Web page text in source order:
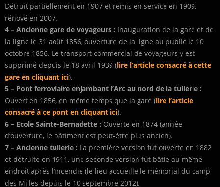
Détruit partiellement en 1907 et remis en service en 1909,
rénové en 2007.
4 – Ancienne gare de voyageurs : Inauguration de la gare et de
la ligne le 31 août 1856, ouverture de la ligne au public le 10
octobre 1856. Le transport commercial de voyageurs y est
supprimé depuis le 18 avril 1939 (lire l’article consacré à cette
gare en cliquant ici).
5 – Pont ferroviaire enjambant l’Arc au nord de la tuilerie :
Ouvert en 1856, en même temps que la gare (lire l’article
consacré à ce pont en cliquant ici).
6 – Ecole Sainte-Bernadette : Ouverte en 1874 (année
d’ouverture, le bâtiment est peut-être plus ancien).
7 – Ancienne tuilerie : La première version fut ouverte en 1882
et détruite en 1911, une seconde version fut bâtie au même
endroit après l’incendie (le lieu accueille le mémorial du camp
des Milles depuis le 10 septembre 2012).